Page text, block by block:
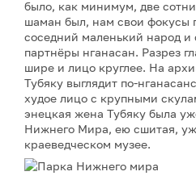
было, как минимум, две
шаман был, нам свои фокусы
соседний маленький народ
партнёры нганасан. Разрез
шире и лицо круглее. На
Тубяку выглядит по-
худое лицо с крупными
энецкая жена Тубяку была
Нижнего Мира, ею сшитая,
краеведческом музее.